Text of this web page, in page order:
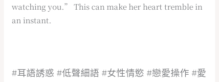
watching you.” This can make her heart tremble in
an instant.
#耳語誘惑 #低聲細語 #女性情慾 #戀愛操作 #愛